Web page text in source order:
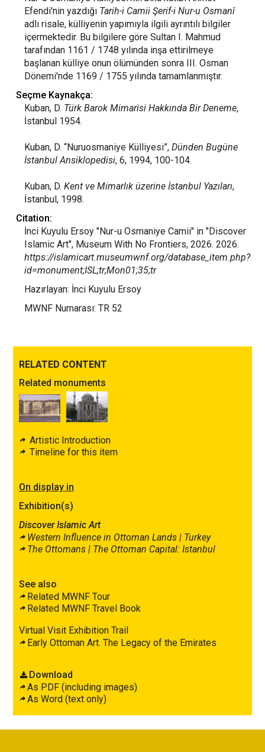
Efendi'nin yazdığı Tarih-i Camii Şerif-i Nur-u Osmanî
adlı risale, külliyenin yapımıyla ilgili ayrıntılı bilgiler
içermektedir. Bu bilgilere göre Sultan I. Mahmud
tarafından 1161 / 1748 yılında inşa ettirilmeye
başlanan külliye onun ölümünden sonra III. Osman
Dönemi'nde 1169 / 1755 yılında tamamlanmıştır.
Seçme Kaynakça:
Kuban, D. Türk Barok Mimarisi Hakkında Bir Deneme,
İstanbul 1954.
Kuban, D. “Nuruosmaniye Külliyesi”, Dünden Bugüne
İstanbul Ansiklopedisi, 6, 1994, 100-104.
Kuban, D. Kent ve Mimarlık üzerine İstanbul Yazıları,
İstanbul, 1998.
Citation:
İnci Kuyulu Ersoy "Nur-u Osmaniye Camii" in "Discover
Islamic Art", Museum With No Frontiers, 2026. 2026.
https://islamicart.museumwnf.org/database_item.php?
id=monument;ISL;tr;Mon01;35;tr
Hazırlayan: İnci Kuyulu Ersoy
MWNF Numarası: TR 52
RELATED CONTENT
Related monuments
Artistic Introduction
Timeline for this item
On display in
Exhibition(s)
Discover Islamic Art
Western Influence in Ottoman Lands | Turkey
The Ottomans | The Ottoman Capital: Istanbul
See also
Related MWNF Tour
Related MWNF Travel Book
Virtual Visit Exhibition Trail
Early Ottoman Art. The Legacy of the Emirates
Download
As PDF (including images)
As Word (text only)